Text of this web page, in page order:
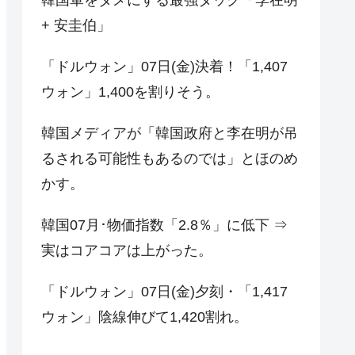
+ 安圭伯」
「ドルウォン」07日(金)決着！「1,407
ウォン」1,400を割りそう。
韓国メディアが「韓国政府と李在明が吊
るされる可能性もあるのでは」とほのめ
かす。
韓国07月･物価指数「2.8％」に低下 ⇒
実はコアコアは上がった。
「ドルウォン」07日(金)夕刻・「1,417
ウォン」陰線伸びて1,420割れ。